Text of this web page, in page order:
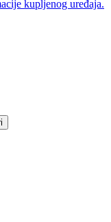
kupljenog uređaja.